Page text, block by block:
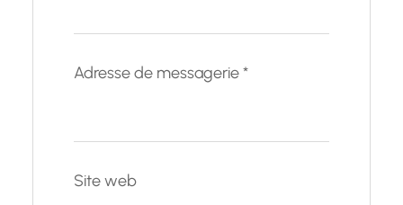
Adresse de messagerie*
Site web